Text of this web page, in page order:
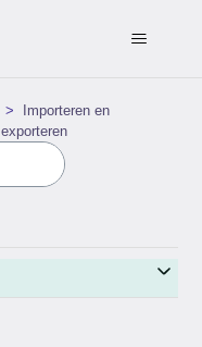
Importeren en
exporteren